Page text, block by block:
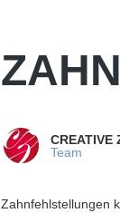
CREATIVE
Team
Zahnfehlstellungen